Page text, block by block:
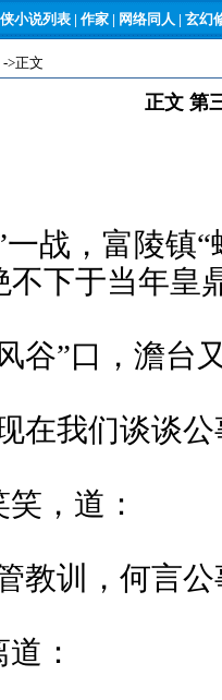
小说列表 | 作家 | 网络同人 | 玄幻
->正文
正文 第
战，富陵镇
不下于当年皇
谷”口，澹台
在我们谈谈
，道：
教训，何言公
：